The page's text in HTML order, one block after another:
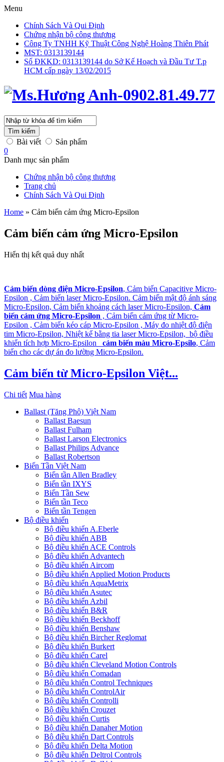
Menu
Chính Sách Và Qui Định
Chứng nhận bộ công thương
Công Ty TNHH Kỹ Thuật Công Nghệ Hoàng Thiên Phát
MST: 0313139144
Số ĐKKD: 0313139144 do Sở Kế Hoạch và Đầu Tư T.p
HCM cấp ngày 13/02/2015
Tìm kiếm
Bài viết
Sản phẩm
0
Danh mục sản phẩm
Chứng nhận bộ công thương
Trang chủ
Chính Sách Và Qui Định
Home » Cảm biến cảm ứng Micro-Epsilon
Cảm biến cảm ứng Micro-Epsilon
Hiển thị kết quả duy nhất
Cảm biến dòng điện Micro-Epsilon, Cảm biến Capacitive Micro-
Epsilon , Cảm biến laser Micro-Epsilon. Cảm biến mật độ ánh sáng
Micro-Epsilon, Cảm biến khoảng cách laser Micro-Epsilon, Cảm
biến cảm ứng Micro-Epsilon , Cảm biến cảm ứng từ Micro-
Epsilon , Cảm biến kéo cáp Micro-Epsilon , Máy đo nhiệt độ điện
tim Micro-Epsilon, Nhiệt kế bằng tia laser Micro-Epsilon, bộ điều
khiển tích hợp Micro-Epsilon cảm biến màu Micro-Epsilo, Cảm
biến cho các dự án đo lường Micro-Epsilon.
Cảm biến từ Micro-Epsilon Việt...
Chi tiết Mua hàng
Ballast (Tăng Phô) Việt Nam
Ballast Baesun
Ballast Fulham
Ballast Larson Electronics
Ballast Philips Advance
Ballast Robertson
Biến Tần Việt Nam
Biến tần Allen Bradley
Biến tần IXYS
Biến Tần Sew
Biến tần Teco
Biến tần Tengen
Bộ điều khiển
Bộ điều khiển A.Eberle
Bộ điều khiển ABB
Bộ điều khiển ACE Controls
Bộ điều khiển Advantech
Bộ điều khiển Aircom
Bộ điều khiển Applied Motion Products
Bộ điều khiển AquaMetrix
Bộ điều khiển Asutec
Bộ điều khiển Azbil
Bộ điều khiển B&R
Bộ điều khiển Beckhoff
Bộ điều khiển Benshaw
Bộ điều khiển Bircher Reglomat
Bộ điều khiển Burkert
Bộ điều khiển Carel
Bộ điều khiển Cleveland Motion Controls
Bộ điều khiển Comadan
Bộ điều khiển Control Techniques
Bộ điều khiển ControlAir
Bộ điều khiển Controlli
Bộ điều khiển Crouzet
Bộ điều khiển Curtis
Bộ điều khiển Danaher Motion
Bộ điều khiển Dart Controls
Bộ điều khiển Delta Motion
Bộ điều khiển Deltrol Controls